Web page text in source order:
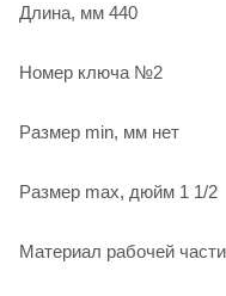
Длина, мм 440
Номер ключа №2
Размер min, мм нет
Размер max, дюйм 1 1/2
Материал рабочей